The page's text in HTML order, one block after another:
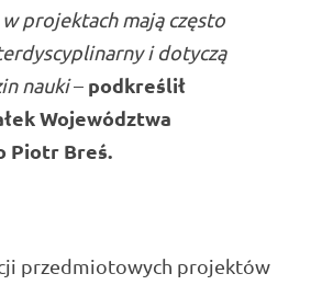
projektach mają często
i dotyczą
nauki– podkreślił
Województwa
Piotr Breś.
przedmiotowych projektów